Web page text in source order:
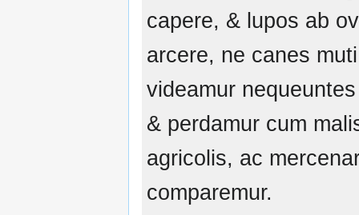
capere, & lupos ab
arcere, ne canes muti
videamur
& perdamur cum
agricolis, ac
comparemur.